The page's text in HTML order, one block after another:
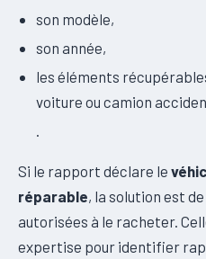
son modèle,
son année,
les éléments
voiture ou camion
Si le rapport déclare le
réparable, la solution est
autorisées à le racheter.
expertise pour identifier